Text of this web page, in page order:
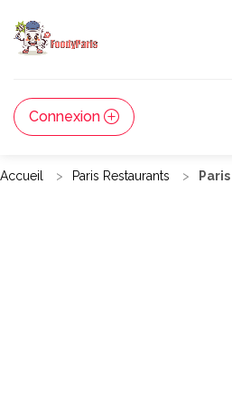
Connexion
Accueil Paris Restaurants